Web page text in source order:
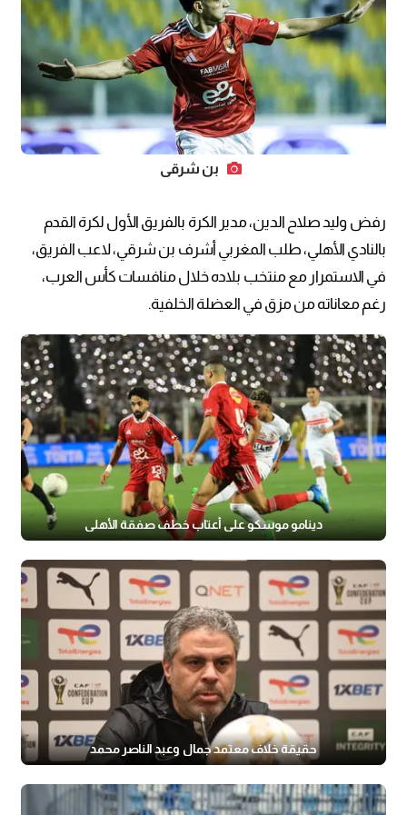
بن شرقي
رفض وليد صلاح الدين، مدير الكرة بالفريق الأول لكرة القدم
بالنادي الأهلي، طلب المغربي أشرف بن شرقي، لاعب الفريق،
في الاستمرار مع منتخب بلاده خلال منافسات كأس العرب،
رغم معاناته من مزق في العضلة الخلفية.
دينامو موسكو على أعتاب خطف صفقة الأهلي
حقيقة خلاف معتمد جمال وعبد الناصر محمد